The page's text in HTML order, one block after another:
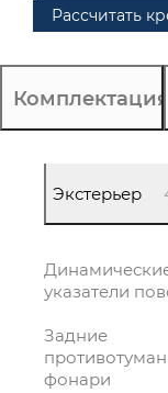
Рассчитать
Комплектация
Экстерьер
указатели
Задние
фонари